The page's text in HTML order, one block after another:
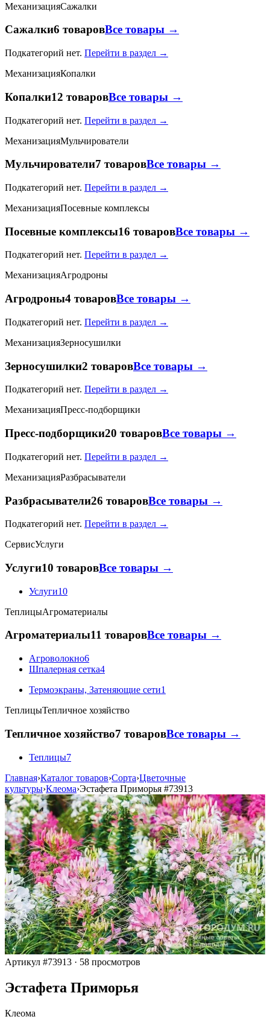
МеханизацияСажалки
Сажалки6 товаровВсе товары →
Подкатегорий нет. Перейти в раздел →
МеханизацияКопалки
Копалки12 товаровВсе товары →
Подкатегорий нет. Перейти в раздел →
МеханизацияМульчирователи
Мульчирователи7 товаровВсе товары →
Подкатегорий нет. Перейти в раздел →
МеханизацияПосевные комплексы
Посевные комплексы16 товаровВсе товары →
Подкатегорий нет. Перейти в раздел →
МеханизацияАгродроны
Агродроны4 товаровВсе товары →
Подкатегорий нет. Перейти в раздел →
МеханизацияЗерносушилки
Зерносушилки2 товаровВсе товары →
Подкатегорий нет. Перейти в раздел →
МеханизацияПресс-подборщики
Пресс-подборщики20 товаровВсе товары →
Подкатегорий нет. Перейти в раздел →
МеханизацияРазбрасыватели
Разбрасыватели26 товаровВсе товары →
Подкатегорий нет. Перейти в раздел →
СервисУслуги
Услуги10 товаровВсе товары →
Услуги10
ТеплицыАгроматериалы
Агроматериалы11 товаровВсе товары →
Агроволокно6
Шпалерная сетка4
Термоэкраны, Затеняющие сети1
ТеплицыТепличное хозяйство
Тепличное хозяйство7 товаровВсе товары →
Теплицы7
Главная›Каталог товаров›Сорта›Цветочные
культуры›Клеома›Эстафета Приморья #73913
Артикул #73913 · 58 просмотров
Эстафета Приморья
Клеома